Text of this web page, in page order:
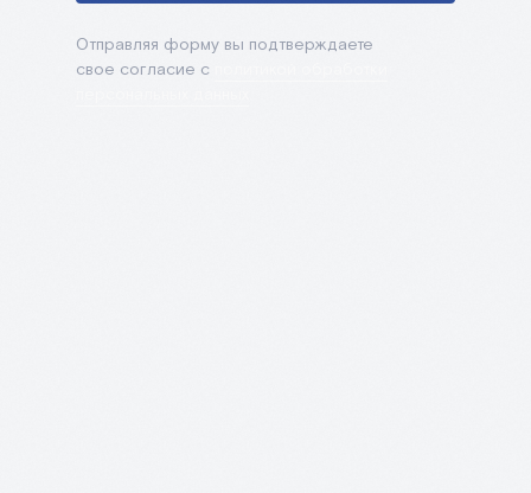
Отправляя форму вы подтверждаете
свое согласие с